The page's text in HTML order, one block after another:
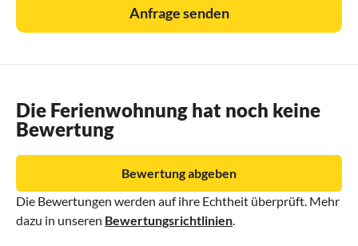
Anfrage senden
Die Ferienwohnung hat noch keine
Bewertung
Die Bewertungen werden auf ihre Echtheit überprüft. Mehr
dazu in unseren Bewertungsrichtlinien
Bewertung abgeben